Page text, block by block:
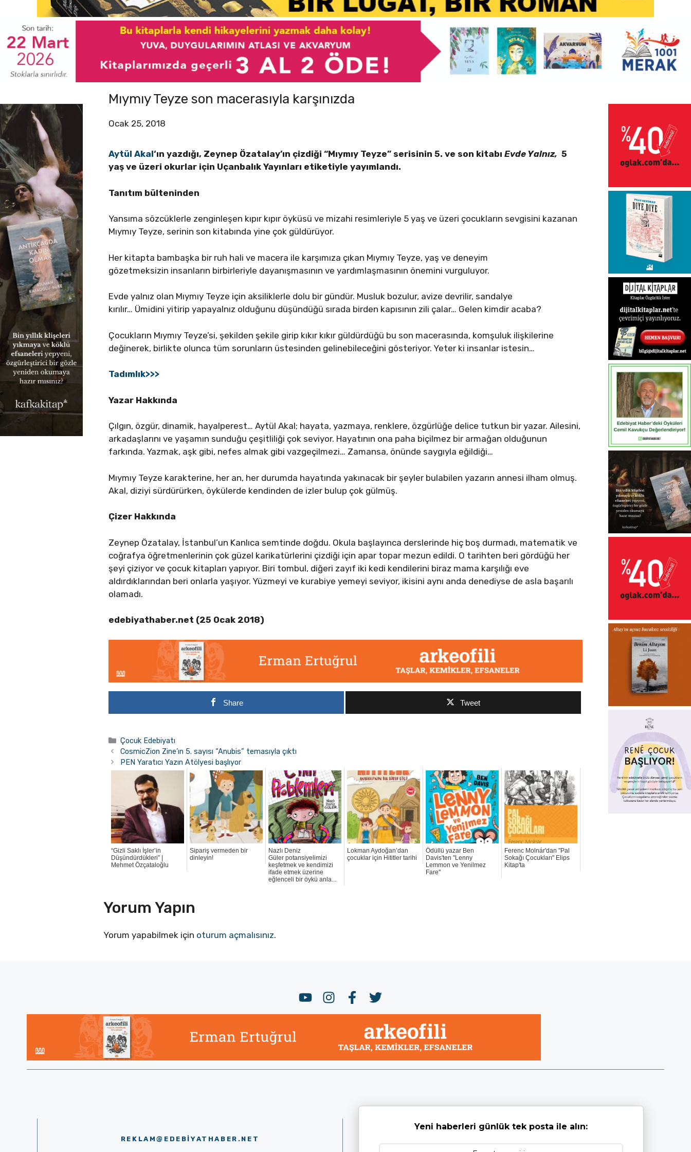
Mıymıy Teyze son macerasıyla karşınızda
Ocak 25, 2018
Aytül Akal‘ın yazdığı, Zeynep Özatalay’ın çizdiği “Mıymıy Teyze” serisinin 5. ve son kitabıEvde Yalnız, 5
yaş ve üzeri okurlar için UçanbalıkYayınları etiketiyle yayımlandı.
Tanıtım bülteninden
Yansıma sözcüklerle zenginleşen kıpır kıpır öyküsü ve mizahi resimleriyle 5 yaş ve üzeri çocukların sevgisini kazanan
Mıymıy Teyze, serinin son kitabında yine çok güldürüyor.
Her kitapta bambaşka bir ruh hali ve macera ile karşımıza çıkan Mıymıy Teyze, yaş ve deneyim
gözetmeksizin insanların birbirleriyle dayanışmasının ve yardımlaşmasının önemini vurguluyor.
Evde yalnız olan Mıymıy Teyze için aksiliklerle dolu bir gündür. Musluk bozulur, avize devrilir, sandalye
kırılır… Ümidini yitirip yapayalnız olduğunu düşündüğü sırada birden kapısının zili çalar… Gelen kimdir acaba?
Çocukların Mıymıy Teyze’si, şekilden şekile girip kıkır kıkır güldürdüğü bu son macerasında, komşuluk ilişkilerine
değinerek, birlikte olunca tüm sorunların üstesinden gelinebileceğini gösteriyor. Yeter ki insanlar istesin…
Tadımlık>>>
Yazar Hakkında
Çılgın, özgür, dinamik, hayalperest… Aytül Akal; hayata, yazmaya, renklere, özgürlüğe delice tutkun bir yazar. Ailesini,
arkadaşlarını ve yaşamın sunduğu çeşitliliği çok seviyor. Hayatının ona paha biçilmez bir armağan olduğunun
farkında. Yazmak, aşk gibi, nefes almak gibi vazgeçilmezi… Zamansa, önünde saygıyla eğildiği…
Mıymıy Teyze karakterine, her an, her durumda hayatında yakınacak bir şeyler bulabilen yazarın annesi ilham olmuş.
Akal, diziyi sürdürürken, öykülerde kendinden de izler bulup çok gülmüş.
Çizer Hakkında
Zeynep Özatalay, İstanbul’un Kanlıca semtinde doğdu. Okula başlayınca derslerinde hiç boş durmadı, matematik ve
coğrafya öğretmenlerinin çok güzel karikatürlerini çizdiği için apar topar mezun edildi. O tarihten beri gördüğü her
şeyi çiziyor ve çocuk kitapları yapıyor. Biri tombul, diğeri zayıf iki kedi kendilerini biraz mama karşılığı eve
aldırdıklarından beri onlarla yaşıyor. Yüzmeyi ve kurabiye yemeyi seviyor, ikisini aynı anda denediyse de asla başarılı
olamadı.
edebiyathaber.net (25 Ocak 2018)
Share Tweet
Kategoriler
Çocuk Edebiyatı
CosmicZion Zine’ın 5. sayısı “Anubis” temasıyla çıktı
PEN Yaratıcı Yazın Atölyesi başlıyor
“Gizli Saklı İşler’in
Düşündürdükleri” |
Mehmet Özçataloğlu
Sipariş vermeden bir
dinleyin!
Nazlı Deniz
Güler potansiyelimizi
keşfetmek ve kendimizi
ifade etmek üzerine
eğlenceli bir öykü anla...
Lokman Aydoğan’dan
çocuklar için Hititler tarihi
Ödüllü yazar Ben
Davis'ten ''Lenny
Lemmon ve Yenilmez
Fare''
Ferenc Molnár'dan "Pal
Sokağı Çocukları" Elips
Kitap'ta
Yorum Yapın
Yorum yapabilmek için oturum açmalısınız.
REKLAM@EDEBIYATHABER.NET
Yeni haberleri günlük tek posta ile alın: